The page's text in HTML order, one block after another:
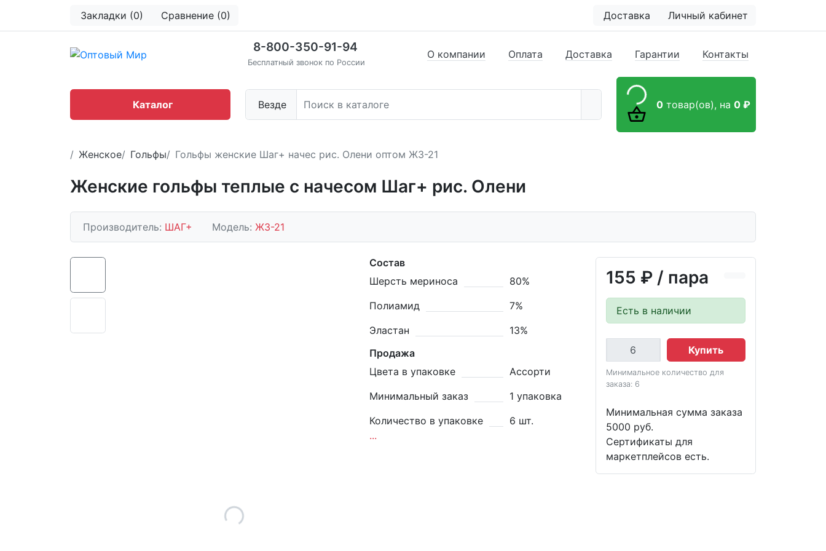
Закладки (0) Сравнение (0) Доставка Личный кабинет
8-800-350-91-94
Бесплатный звонок по России
Везде
О компании Оплата Доставка Гарантии Контакты
0 товар(ов), на 0 ₽
Каталог
Женское Гольфы Гольфы женские Шаг+ начес рис. Олени оптом Ж3-21
Женские гольфы теплые с начесом Шаг+ рис. Олени
Производитель: ШАГ+ Модель: Ж3-21
155 ₽ / пара
Есть в наличии
Купить
Минимальное количество для
заказа: 6
Минимальная сумма заказа
5000 руб.
Сертификаты для
маркетплейсов есть.
Состав
Шерсть мериноса
80%
Полиамид
7%
Эластан
13%
Продажа
Цвета в упаковке
Ассорти
Минимальный заказ
1 упаковка
Количество в упаковке
6 шт.
...